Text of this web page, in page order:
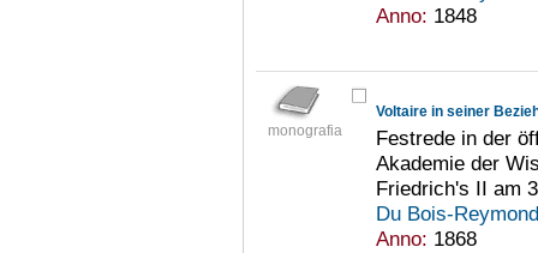
Anno: 1848
monografia
Voltaire in seiner
Festrede in der
Akademie der
Friedrich's II am
Du Bois-
Anno: 1868